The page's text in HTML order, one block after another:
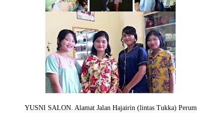
YUSNI SALON. Alamat Jalan Hajairin (lintas Tukka) Perum